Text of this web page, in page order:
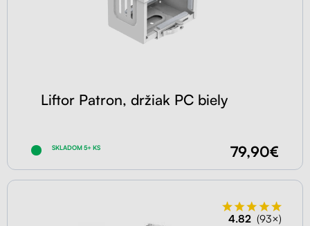
Liftor Patron, držiak PC biely
SKLADOM 5+ KS 79,90€
4.82 (93×)